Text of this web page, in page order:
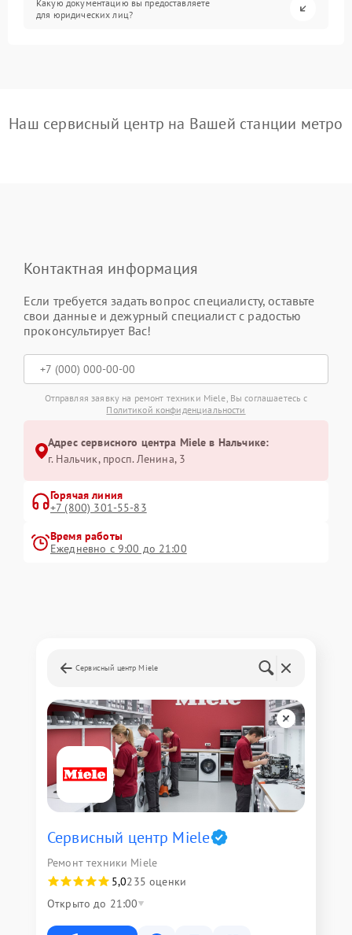
Какую документацию вы предоставляете
для юридических лиц?
Наш сервисный центр на Вашей станции метро
Контактная информация
Если требуется задать вопрос специалисту, оставьте
свои данные и дежурный специалист с радостью
проконсультирует Вас!
Отправляя заявку на ремонт техники Miele, Вы соглашаетесь с
Политикой конфиденциальности
Адрес сервисного центра Miele в Нальчике:
г. Нальчик, просп. Ленина, 3
Горячая линия
+7 (800) 301-55-83
Время работы
Ежедневно с 9:00 до 21:00
Сервисный центр Miele
Сервисный центр Miele
Ремонт техники Miele
5,0235 оценки
Открыто до 21:00